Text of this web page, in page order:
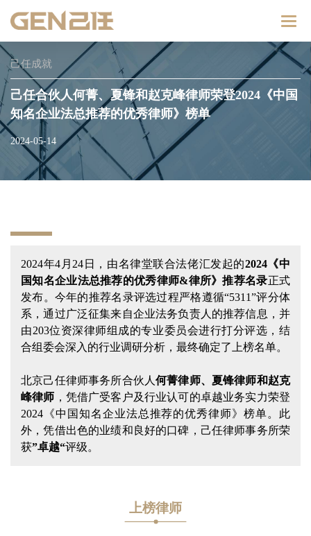
己任成就
己任合伙人何菁、夏锋和赵克峰律师荣登2024《中国
知名企业法总推荐的优秀律师》榜单
2024-05-14
2024年4月24日，由名律堂联合法佬汇发起的2024《中
国知名企业法总推荐的优秀律师&律所》推荐名录正式
发布。今年的推荐名录评选过程严格遵循“5311”评分体
系，通过广泛征集来自企业法务负责人的推荐信息，并
由203位资深律师组成的专业委员会进行打分评选，结
合组委会深入的行业调研分析，最终确定了上榜名单。
北京己任律师事务所合伙人何菁律师、夏锋律师和赵克
峰律师 ，凭借广受客户及行业认可的卓越业务实力荣登
2024《中国知名企业法总推荐的优秀律师》榜单。此
外，凭借出色的业绩和良好的口碑，己任律师事务所荣
获”卓越“评级。
上榜律师